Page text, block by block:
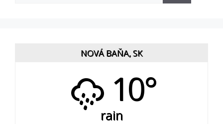
NOVÁ BAŇA, SK
10°
rain